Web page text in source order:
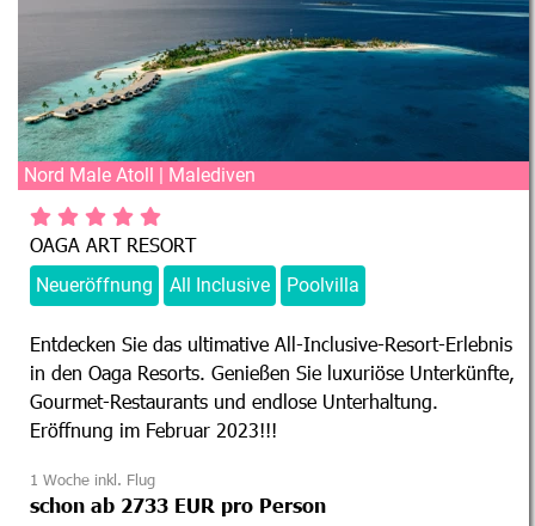
Nord Male Atoll | Malediven
OAGA ART RESORT
Neueröffnung
All Inclusive Poolvilla
Entdecken Sie das ultimative All-Inclusive-Resort-Erlebnis
in den Oaga Resorts. Genießen Sie luxuriöse Unterkünfte,
Gourmet-Restaurants und endlose Unterhaltung.
Eröffnung im Februar 2023!!!
1 Woche inkl. Flug
schon ab 2733 EUR pro Person